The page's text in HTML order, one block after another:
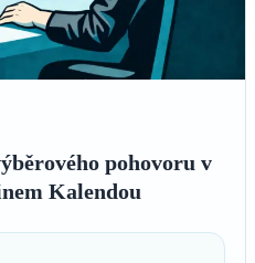
pohovoru v
Kalendou